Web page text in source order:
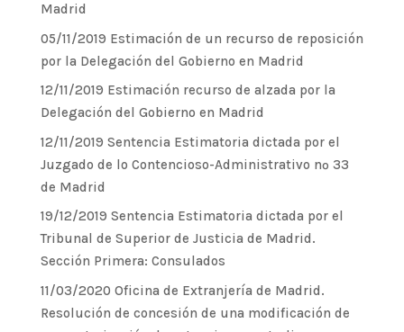
Madrid
05/11/2019 Estimación de un recurso de reposición
por la Delegación del Gobierno en Madrid
12/11/2019 Estimación recurso de alzada por la
Delegación del Gobierno en Madrid
12/11/2019 Sentencia Estimatoria dictada por el
Juzgado de lo Contencioso-Administrativo nº 33
de Madrid
19/12/2019 Sentencia Estimatoria dictada por el
Tribunal de Superior de Justicia de Madrid.
Sección Primera: Consulados
11/03/2020 Oficina de Extranjería de Madrid.
Resolución de concesión de una modificación de